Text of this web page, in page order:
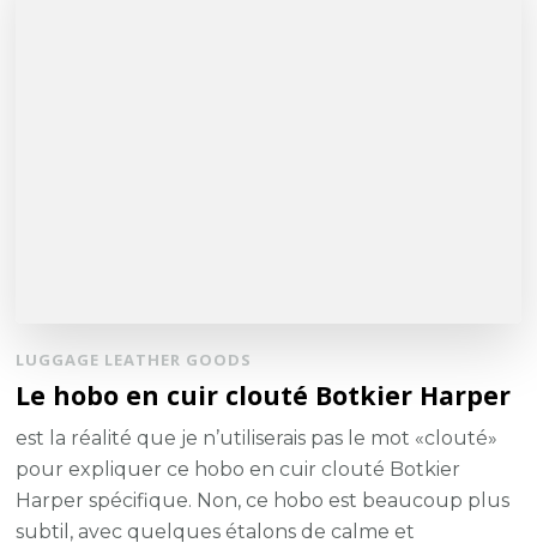
LUGGAGE LEATHER GOODS
Le hobo en cuir clouté Botkier Harper
est la réalité que je n’utiliserais pas le mot «clouté»
pour expliquer ce hobo en cuir clouté Botkier
Harper spécifique. Non, ce hobo est beaucoup plus
subtil, avec quelques étalons de calme et